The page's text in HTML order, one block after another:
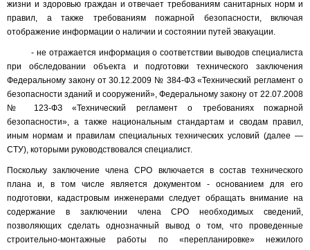
жизни и здоровью граждан и отвечает требованиям санитарных норм и
правил, а также требованиям пожарной безопасности, включая
отображение информации о наличии и состоянии путей эвакуации.
- не отражается информация о соответствии выводов специалиста
при обследовании объекта и подготовки технического заключения
Федеральному закону от 30.12.2009 № 384-ФЗ «Технический регламент о
безопасности зданий и сооружений», Федеральному закону от 22.07.2008
№ 123-ФЗ «Технический регламент о требованиях пожарной
безопасности», а также национальным стандартам и сводам правил,
иным нормам и правилам специальных технических условий (далее —
СТУ), которыми руководствовался специалист.
Поскольку заключение члена СРО включается в состав технического
плана и, в том числе является документом - основанием для его
подготовки, кадастровым инженерами следует обращать внимание на
содержание в заключении члена СРО необходимых сведений,
позволяющих сделать однозначный вывод о том, что проведенные
строительно-монтажные работы по «перепланировке» нежилого